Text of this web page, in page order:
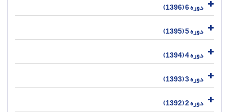
دوره 6 (1396)
دوره 5 (1395)
دوره 4 (1394)
دوره 3 (1393)
دوره 2 (1392)